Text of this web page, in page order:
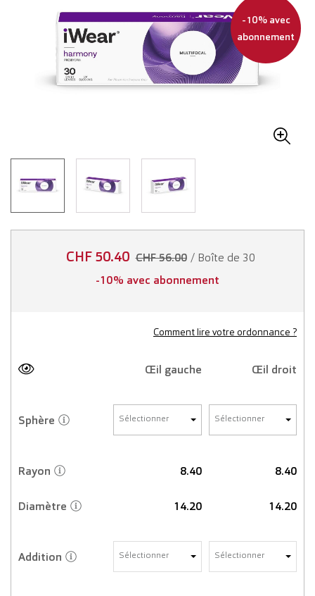
-10% avec
abonnement
CHF 50.40 CHF 56.00 / Boîte de 30
-10% avec abonnement
Comment lire votre ordonnance ?
Œil gauche Œil droit
Sphère Sélectionner Sélectionner
Rayon 8.40 8.40
Diamètre 14.20 14.20
Addition Sélectionner Sélectionner